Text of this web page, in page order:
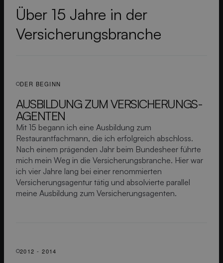
Über 15 Jahre in der
Versicherungs­branche
DER BEGINN
AUSBILDUNG ZUM VERSICHERUNGS­
AGENTEN
Mit 15 begann ich eine Ausbildung zum
Restaurantfachmann, die ich erfolgreich abschloss.
Nach einem prägenden Jahr beim Bundesheer führte
mich mein Weg in die Versicherungsbranche. Hier war
ich vier Jahre lang bei einer renommierten
Versicherungsagentur tätig und absolvierte parallel
meine Ausbildung zum Versicherungsagenten.
2012 - 2014